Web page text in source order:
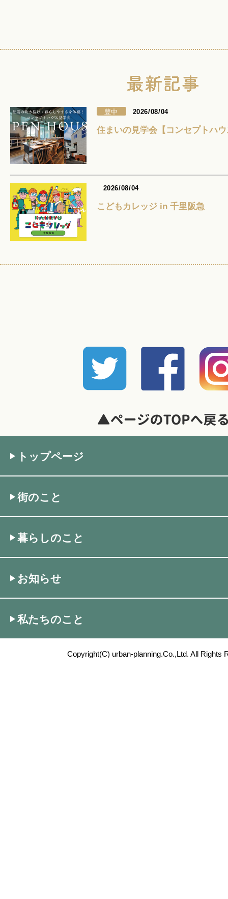
豊中 2026/08/04
住まいの見学会【コンセプトハ
2026/08/04
こどもカレッジ in 千里阪急
トップページ
街のこと
暮らしのこと
お知らせ
私たちのこと
Copyright(C) urban-planning.Co.,Ltd. All Rights